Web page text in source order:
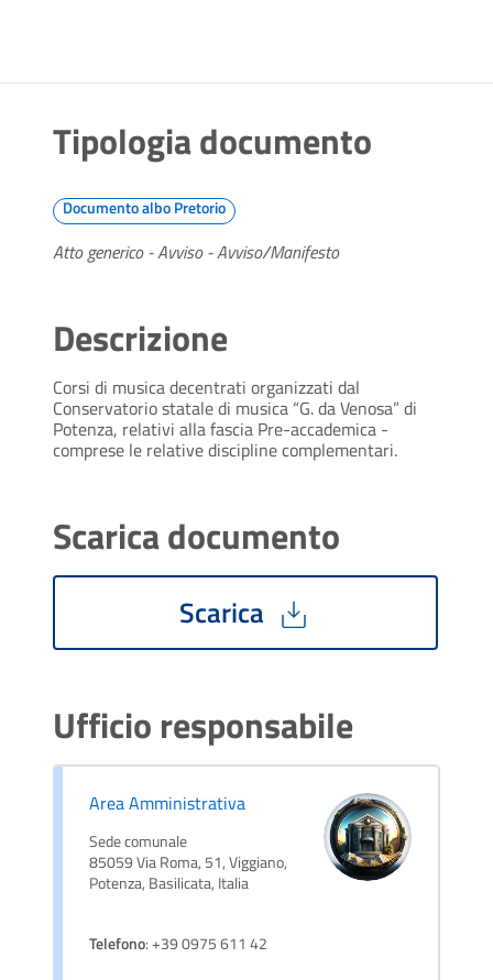
Tipologia documento
Documento albo Pretorio
Atto generico - Avviso - Avviso/Manifesto
Descrizione
Corsi di musica decentrati organizzati dal
Conservatorio statale di musica “G. da Venosa” di
Potenza, relativi alla fascia Pre-accademica -
comprese le relative discipline complementari.
Scarica documento
Scarica
Ufficio responsabile
Area Amministrativa
Sede comunale
85059 Via Roma, 51, Viggiano,
Potenza, Basilicata, Italia
Telefono: +39 0975 611 42